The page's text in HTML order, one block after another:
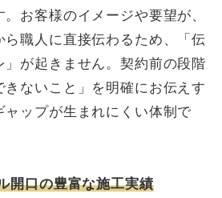
お客様のイメージや要望が、
ら職人に直接伝わるため、「伝
」が起きません。契約前の段階
きないこと」を明確にお伝えす
ャップが生まれにくい体制で
開口の豊富な施工実績